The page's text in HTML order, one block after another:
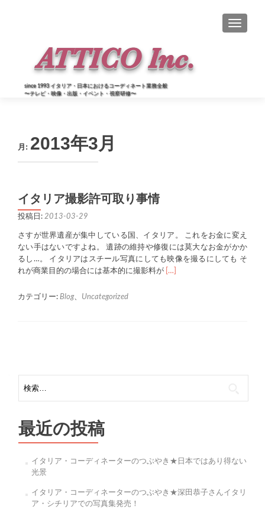
ナビゲ
since 1993 イタリア・日本におけるコーディネート業務全般
〜テレビ・映像・出版・イベント・視察研修〜
月: 2013年3月
イタリア撮影許可取り事情
投稿日: 2013-03-29
さすが世界遺産が集中している国、イタリア。 これをお金に変え
ない手はないですよね。 遺跡の維持や修復には莫大なお金がかか
るし…。 イタリアはスチール写真にしても映像を撮るにしても そ
れが商業目的の場合には基本的に撮影料が
Read
許
取
[…]
カテゴリー: Blog、 Uncategorized
索:
最近の投稿
イタリア・コーディネーターのつぶやき★日本ではあり得ない
光景
イタリア・コーディネーターのつぶやき★深田恭子さんイタリ
ア・シチリアでの写真集発売！